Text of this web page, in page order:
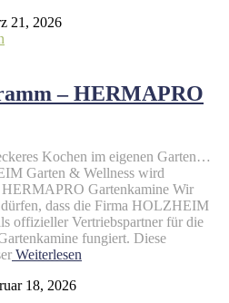
21, 2026
– HERMAPRO
Kochen im eigenen Garten…
Garten & Wellness wird
Gartenkamine Wir
dürfen, dass die Firma HOLZHEIM
offizieller Vertriebspartner für die
fungiert. Diese
Weiterlesen
18, 2026